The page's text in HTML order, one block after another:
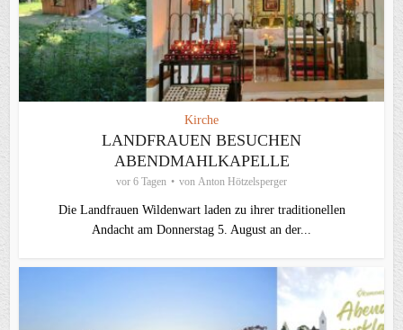
Kirche
LANDFRAUEN BESUCHEN
ABENDMAHLKAPELLE
vor 6 Tagen von Anton Hötzelsperger
Die Landfrauen Wildenwart laden zu ihrer traditionellen
Andacht am Donnerstag 5. August an der...